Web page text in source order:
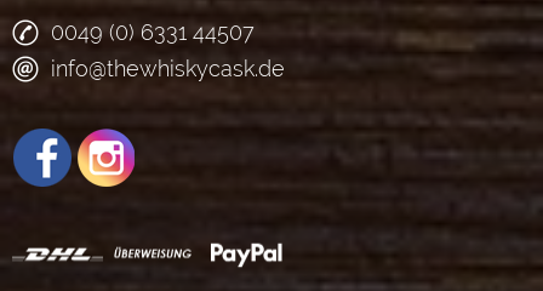
0049 (0) 6331 44507
info@thewhiskycask.de